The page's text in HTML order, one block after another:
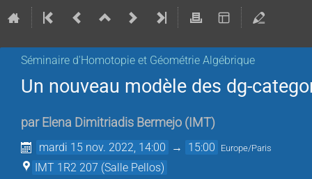
Séminaire d'Homotopie et Géométrie Algébrique
Un nouveau modèle des dg-
par Elena Dimitriadis Bermejo ( IMT)
mardi 15 nov. 2022, 14:00 → 15:00 Europe/Paris
IMT 1R2 207 (Salle Pellos)